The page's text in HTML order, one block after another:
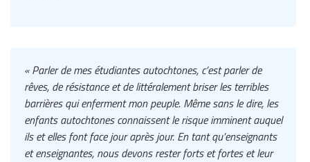
« Parler de mes étudiantes autochtones, c’est parler de
rêves, de résistance et de littéralement briser les terribles
barrières qui enferment mon peuple. Même sans le dire, les
enfants autochtones connaissent le risque imminent auquel
ils et elles font face jour après jour. En tant qu’enseignants
et enseignantes, nous devons rester forts et fortes et leur